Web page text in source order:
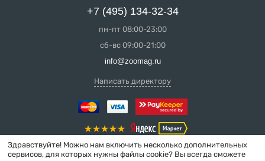
+7 (495) 134-32-34
пн-пт 08:00-23:00
сб-вс 09:00-21:00
info@zoomag.ru
Написать директору
Здравствуйте! Можно нам включить несколько дополнительных
сервисов, для которых нужны файлы cookie? Вы всегда сможете